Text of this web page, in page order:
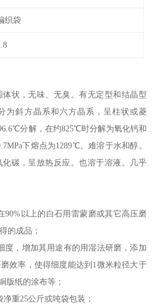
织袋
状，无味、无臭。有无定型和结晶型
为斜方晶系和六方晶系，呈柱状或菱
分解，在约825℃时分解为氧化钙和
下熔点为1289℃。难溶于水和醇。
碳，呈放热反应。也溶于溶液。几乎
90%以上的白石用雷蒙磨或其它高压磨
的成品；
度，增加其用途有的用湿法研磨，添加
效率，使得细度能达到1微米粒径大于
版纸的涂布等；
重25公斤或吨袋包装；